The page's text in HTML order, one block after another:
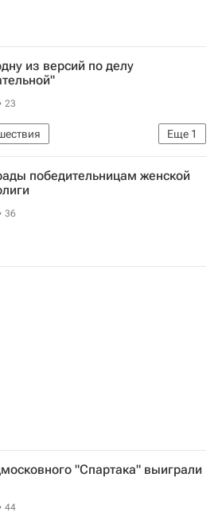
из версий по делу
23
Еще 1
Расследование отравления экс-офицера ФСБ России Литвиненко
победительницам женской
36
"Спартака" выиграли
44